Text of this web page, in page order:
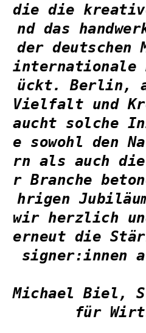
die die
nd das
der deutschen
internationale
ückt. Berlin,
Vielfalt und
aucht solche
e sowohl den
rn als auch die
r Branche
hrigen
wir herzlich
erneut die
signer:innen
Michael Biel,
für